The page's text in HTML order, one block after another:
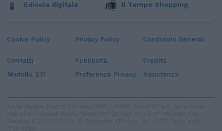
Cookie Policy Privacy Policy Condizioni Generali
Contatti Pubblicità
Credits
Modello 231
Preferenze Privacy Assistenza
Edicola digitale Il Tempo Shopping